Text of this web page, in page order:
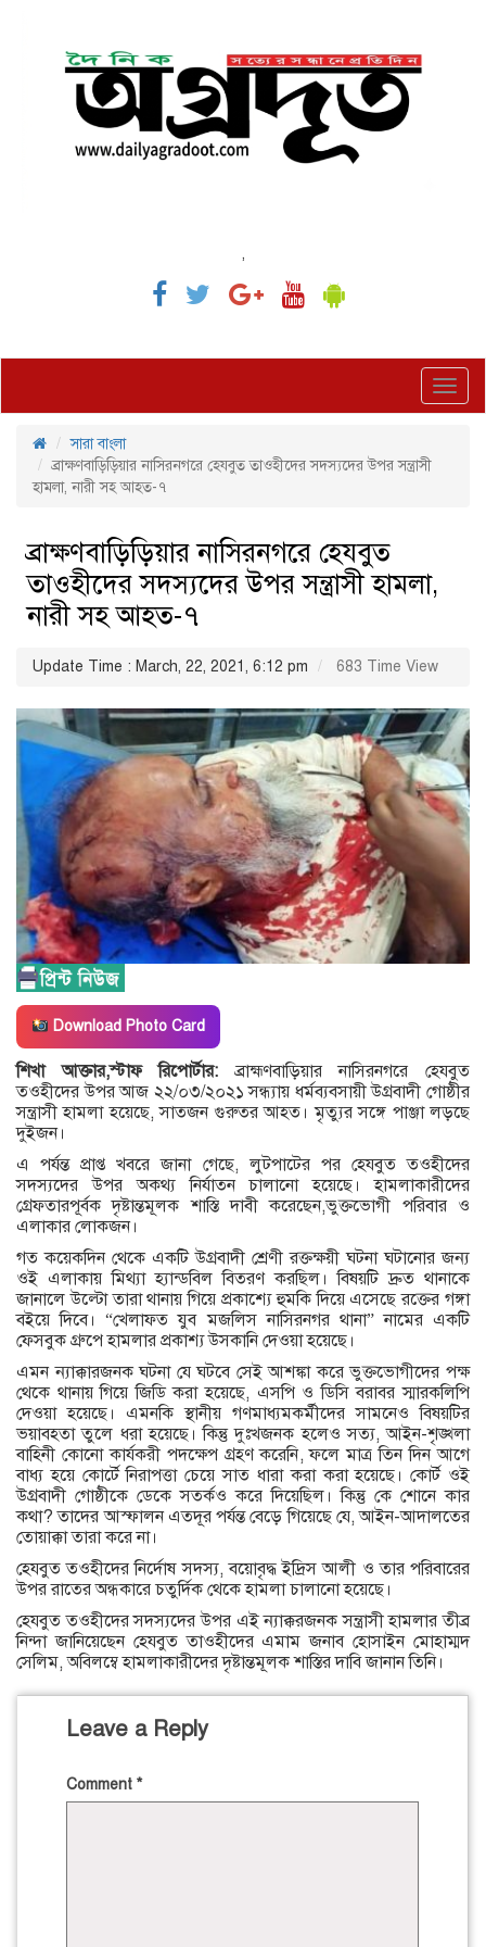
,
সারা বাংলা
ব্রাক্ষণবাড়িড়িয়ার নাসিরনগরে হেযবুত তাওহীদের সদস্যদের উপর সন্ত্রাসী
হামলা, নারী সহ আহত-৭
ব্রাক্ষণবাড়িড়িয়ার নাসিরনগরে হেযবুত
তাওহীদের সদস্যদের উপর সন্ত্রাসী হামলা,
নারী সহ আহত-৭
Update Time : March, 22, 2021, 6:12 pm 683 Time View
Download Photo Card
শিখা আক্তার,স্টাফ রিপোর্টার: ব্রাহ্মণবাড়িয়ার নাসিরনগরে হেযবুত
তওহীদের উপর আজ ২২/০৩/২০২১ সন্ধ্যায় ধর্মব্যবসায়ী উগ্রবাদী গোষ্ঠীর
সন্ত্রাসী হামলা হয়েছে, সাতজন গুরুতর আহত। মৃত্যুর সঙ্গে পাঞ্জা লড়ছে
দুইজন।
এ পর্যন্ত প্রাপ্ত খবরে জানা গেছে, লুটপাটের পর হেযবুত তওহীদের
সদস্যদের উপর অকথ্য নির্যাতন চালানো হয়েছে। হামলাকারীদের
গ্রেফতারপূর্বক দৃষ্টান্তমূলক শাস্তি দাবী করেছেন,ভুক্তভোগী পরিবার ও
এলাকার লোকজন।
গত কয়েকদিন থেকে একটি উগ্রবাদী শ্রেণী রক্তক্ষয়ী ঘটনা ঘটানোর জন্য
ওই এলাকায় মিথ্যা হ্যান্ডবিল বিতরণ করছিল। বিষয়টি দ্রুত থানাকে
জানালে উল্টো তারা থানায় গিয়ে প্রকাশ্যে হুমকি দিয়ে এসেছে রক্তের গঙ্গা
বইয়ে দিবে। “খেলাফত যুব মজলিস নাসিরনগর থানা” নামের একটি
ফেসবুক গ্রুপে হামলার প্রকাশ্য উসকানি দেওয়া হয়েছে।
এমন ন্যাক্কারজনক ঘটনা যে ঘটবে সেই আশঙ্কা করে ভুক্তভোগীদের পক্ষ
থেকে থানায় গিয়ে জিডি করা হয়েছে, এসপি ও ডিসি বরাবর স্মারকলিপি
দেওয়া হয়েছে। এমনকি স্থানীয় গণমাধ্যমকর্মীদের সামনেও বিষয়টির
ভয়াবহতা তুলে ধরা হয়েছে। কিন্তু দুঃখজনক হলেও সত্য, আইন-শৃঙ্খলা
বাহিনী কোনো কার্যকরী পদক্ষেপ গ্রহণ করেনি, ফলে মাত্র তিন দিন আগে
বাধ্য হয়ে কোর্টে নিরাপত্তা চেয়ে সাত ধারা করা করা হয়েছে। কোর্ট ওই
উগ্রবাদী গোষ্ঠীকে ডেকে সতর্কও করে দিয়েছিল। কিন্তু কে শোনে কার
কথা? তাদের আস্ফালন এতদূর পর্যন্ত বেড়ে গিয়েছে যে, আইন-আদালতের
তোয়াক্কা তারা করে না।
হেযবুত তওহীদের নির্দোষ সদস্য, বয়োবৃদ্ধ ইদ্রিস আলী ও তার পরিবারের
উপর রাতের অন্ধকারে চতুর্দিক থেকে হামলা চালানো হয়েছে।
হেযবুত তওহীদের সদস্যদের উপর এই ন্যাক্করজনক সন্ত্রাসী হামলার তীব্র
নিন্দা জানিয়েছেন হেযবুত তাওহীদের এমাম জনাব হোসাইন মোহাম্মদ
সেলিম, অবিলম্বে হামলাকারীদের দৃষ্টান্তমূলক শাস্তির দাবি জানান তিনি।
Leave a Reply
Comment *